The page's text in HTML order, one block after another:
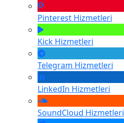
Pinterest Hizmetleri
Kick Hizmetleri
Telegram Hizmetleri
LinkedIn Hizmetleri
SoundCloud Hizmetleri